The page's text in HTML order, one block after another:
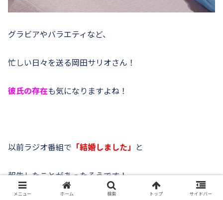
グラビアやバラエティなど、
忙しい日々を送る岡田サリオさん！
彼氏の存在も気になりますよね！
以前ラジオ番組で 「結婚しました」 と
報告したことがあったそうです！
メニュー ホーム 検索 トップ サイドバー